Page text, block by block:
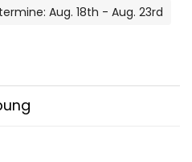
Aug. 18th - Aug. 23rd